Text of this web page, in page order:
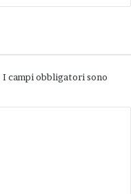
I campi obbligatori sono